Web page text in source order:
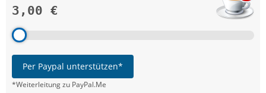
3,00 €
Per Paypal unterstützen*
*Weiterleitung zu PayPal.Me